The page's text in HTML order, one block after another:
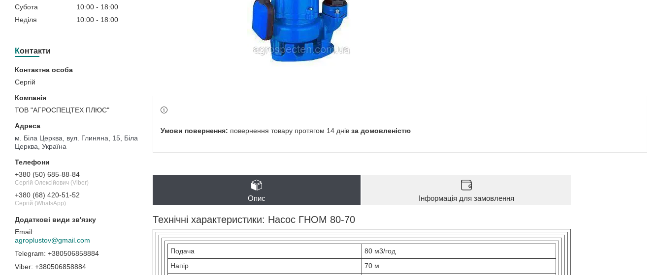
Субота
10:00
18:00
Неділя
10:00 18:00
Контакти
Сергій
ТОВ "АГРОСПЕЦТЕХ ПЛЮС"
м. Біла Церква, вул. Глиняна, 15, Біла
Церква, Україна
+380 (50) 685-88-84
Сергій Олексійович (Viber)
+380 (68) 420-51-52
Сергій (WhatsApp)
agroplustov@gmail.com
+380506858884
+380506858884
повернення товару протягом 14 днів за домовленістю
Опис Інформація для замовлення
Технічні характеристики: Насос ГНОМ 80-70
Подача
80 м3/год
Напір
70 м